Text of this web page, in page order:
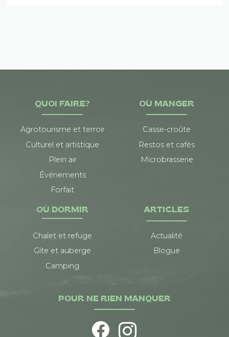
QUOI FAIRE?
Agrotourisme et terroir
Culturel et artistique
Plein air
Événements
Forfait
OÙ MANGER
Casse-croûte
Restos et cafés
Microbrasserie
OÙ DORMIR
Chalet et refuge
Gîte et auberge
Camping
ARTICLES
Actualité
Blogue
POUR NE RIEN MANQUER